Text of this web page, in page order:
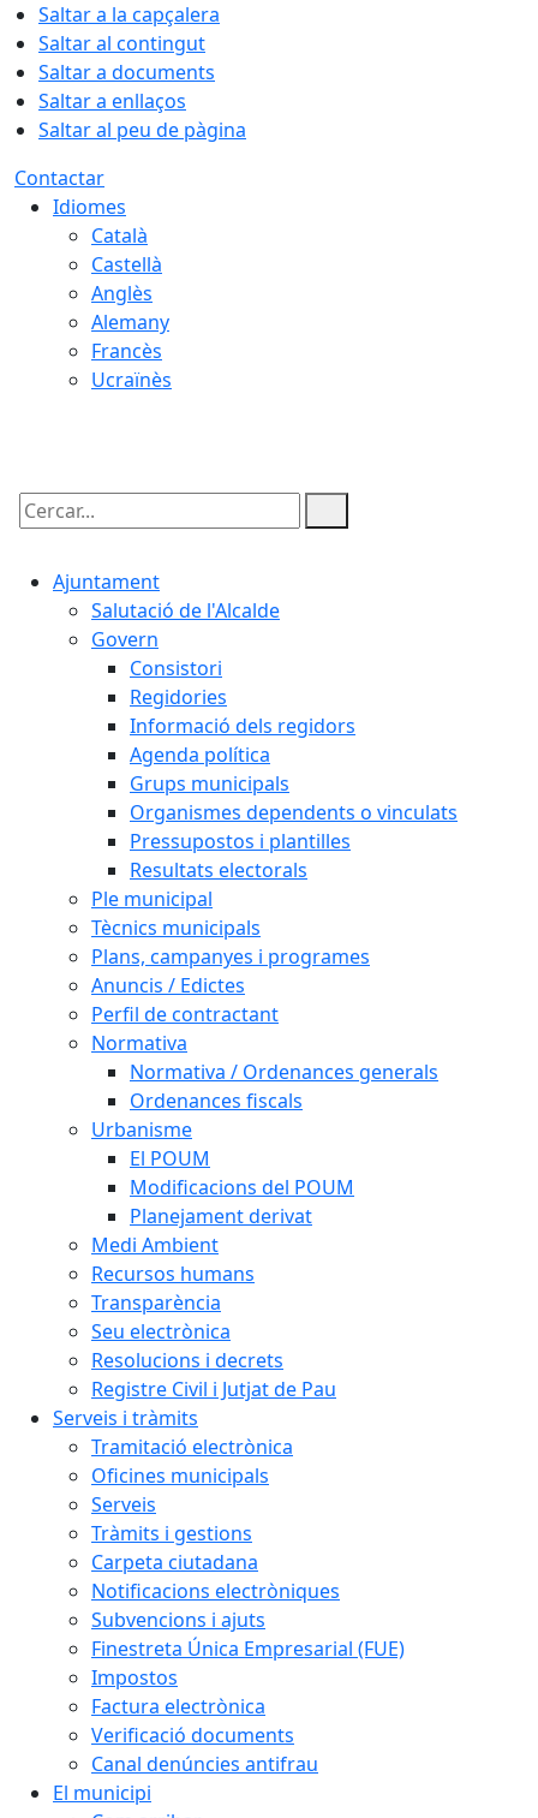
Saltar a la capçalera
Saltar al contingut
Saltar a documents
Saltar a enllaços
Saltar al peu de pàgina
Contactar
Idiomes
Català
Castellà
Anglès
Alemany
Francès
Ucraïnès
Cercar:
Ajuntament
Salutació de l'Alcalde
Govern
Consistori
Regidories
Informació dels regidors
Agenda política
Grups municipals
Organismes dependents o vinculats
Pressupostos i plantilles
Resultats electorals
Ple municipal
Tècnics municipals
Plans, campanyes i programes
Anuncis / Edictes
Perfil de contractant
Normativa
Normativa / Ordenances generals
Ordenances fiscals
Urbanisme
El POUM
Modificacions del POUM
Planejament derivat
Medi Ambient
Recursos humans
Transparència
Seu electrònica
Resolucions i decrets
Registre Civil i Jutjat de Pau
Serveis i tràmits
Tramitació electrònica
Oficines municipals
Serveis
Tràmits i gestions
Carpeta ciutadana
Notificacions electròniques
Subvencions i ajuts
Finestreta Única Empresarial (FUE)
Impostos
Factura electrònica
Verificació documents
Canal denúncies antifrau
El municipi